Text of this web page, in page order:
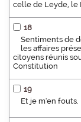
celle de Leyde, le
18
Sentiments de
les affaires
citoyens réunis
Constitution
19
Et je m'en